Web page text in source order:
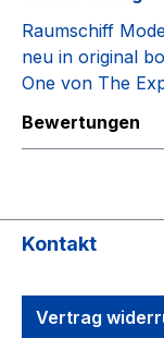
Raumschiff
neu in original
One von The
Bewertungen
Kontakt
Vertrag